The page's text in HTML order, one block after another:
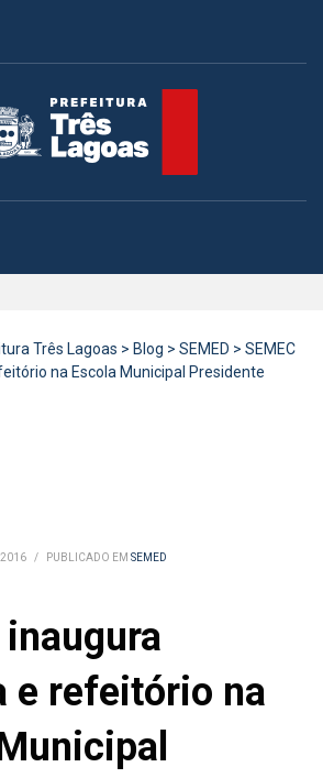
Três Lagoas > Blog > SEMED > SEMEC
na Escola Municipal Presidente
2016 / PUBLICADO EM SEMED
inaugura
e refeitório na